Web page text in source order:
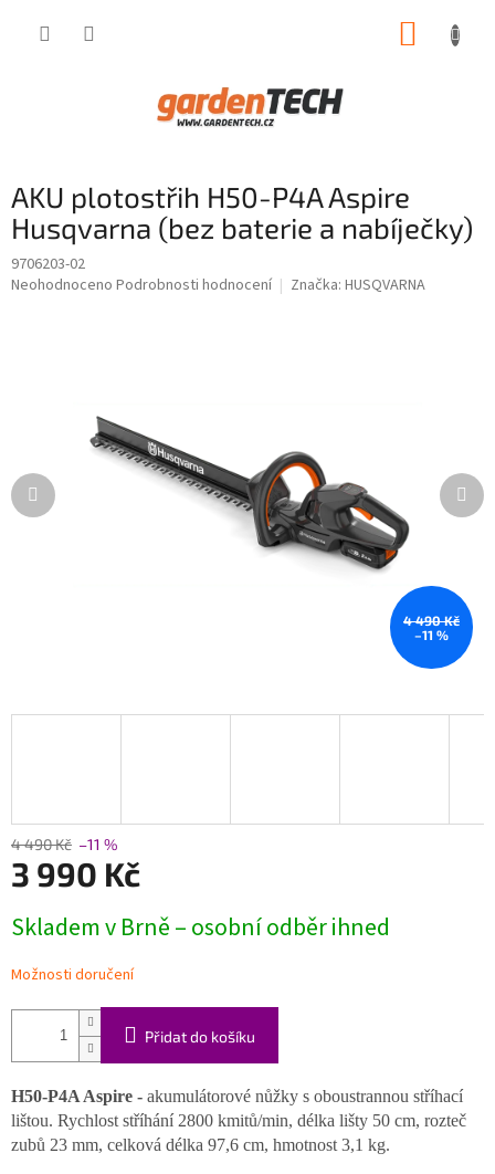
AKU plotostřih H50-P4A Aspire
Husqvarna (bez baterie a nabíječky)
9706203-02
Průměrné
Neohodnoceno Podrobnosti hodnocení Značka: HUSQVARNA
4 490 Kč
–11 %
4 490 Kč –11 %
3 990 Kč
cena:
Skladem v Brně – osobní odběr ihned
Možnosti doručení
Přidat do košíku
H50-P4A Aspire - akumulátorové nůžky s oboustrannou stříhací
lištou. Rychlost stříhání 2800 kmitů/min, délka lišty 50 cm, rozteč
zubů 23 mm, celková délka 97,6 cm, hmotnost 3,1 kg.